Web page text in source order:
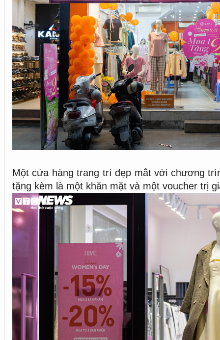
Một cửa hàng trang trí đẹp mắt với chương
tặng kèm là một khăn mặt và một voucher trị